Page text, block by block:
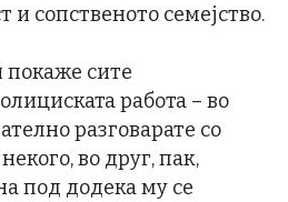
и сопственото семејство.
покаже сите
работа – во
разговарате со
во друг, пак,
под додека му се